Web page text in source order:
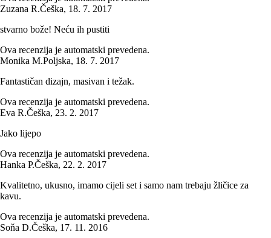
Zuzana R.Češka, 18. 7. 2017
stvarno bože! Neću ih pustiti
Ova recenzija je automatski prevedena.
Monika M.Poljska, 18. 7. 2017
Fantastičan dizajn, masivan i težak.
Ova recenzija je automatski prevedena.
Eva R.Češka, 23. 2. 2017
Jako lijepo
Ova recenzija je automatski prevedena.
Hanka P.Češka, 22. 2. 2017
Kvalitetno, ukusno, imamo cijeli set i samo nam trebaju žličice za
kavu.
Ova recenzija je automatski prevedena.
Soňa D.Češka, 17. 11. 2016